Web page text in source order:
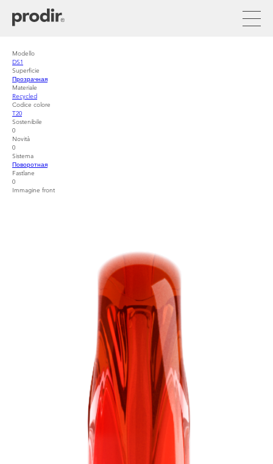
основному
Modello
DS1
Superficie
Прозрачная
Materiale
Recycled
Codice colore
T20
Sostenibile
0
Novità
0
Sistema
Поворотная
Fastlane
0
Immagine front